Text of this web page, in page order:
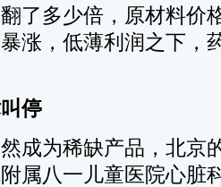
了多少倍，原材料价
涨，低薄利润之下，
停
为稀缺产品，北京
属八一儿童医院心脏